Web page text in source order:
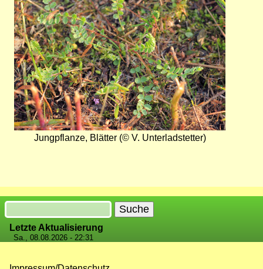
Jungpflanze, Blätter (© V. Unterladstetter)
Suche
Letzte Aktualisierung
Sa., 08.08.2026 - 22:31